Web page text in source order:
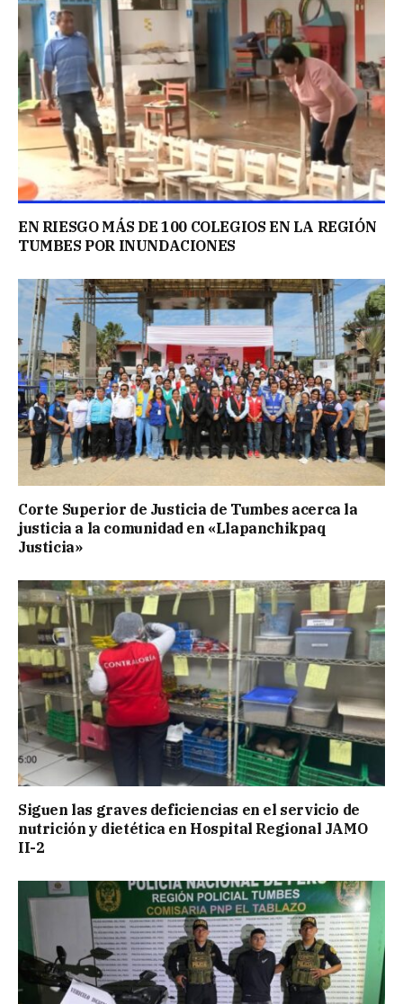
EN RIESGO MÁS DE 100 COLEGIOS EN LA REGIÓN
TUMBES POR INUNDACIONES
Corte Superior de Justicia de Tumbes acerca la
justicia a la comunidad en «Llapanchikpaq
Justicia»
Siguen las graves deficiencias en el servicio de
nutrición y dietética en Hospital Regional JAMO
II-2